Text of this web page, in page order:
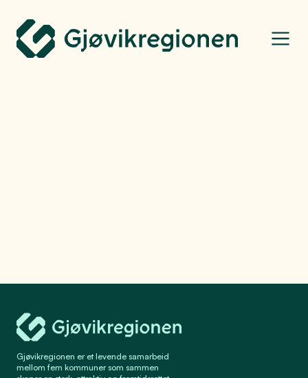
Gjøvikregionen Utvikling
Gjøvikregionen Utvikling
Gjøvikregionen er et levende samarbeid
mellom fem kommuner som sammen